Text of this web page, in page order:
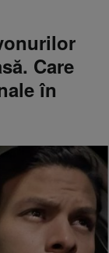
Care
în